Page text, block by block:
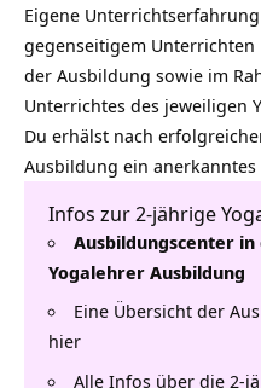
Eigene
gegenseitigem
der Ausbildung sowie im
Unterrichtes des jeweiligen
Du erhälst nach
Ausbildung ein anerkanntes
Infos zur2-jährige
Ausbildungscenter
Yogalehrer Ausbildung
Eine Übersicht der
hier
Alle Infos über die 2-